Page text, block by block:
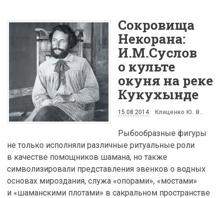
Сокровища
Некорана:
И.М.Суслов
о культе
окуня на реке
Кукухынде
15.08.2014 Клиценко Ю. В.
Рыбообразные фигуры
не только исполняли различные ритуальные роли
в качестве помощников шамана, но также
символизировали представления эвенков о водных
основах мироздания, служа «опорами», «мостами»
и «шаманскими плотами» в сакральном пространстве